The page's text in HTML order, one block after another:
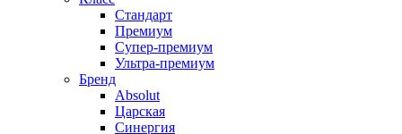
Стандарт
Премиум
Супер-премиум
Ультра-премиум
Бренд
Absolut
Царская
Синергия